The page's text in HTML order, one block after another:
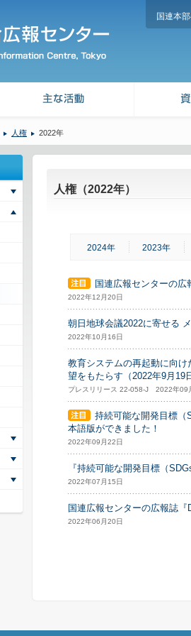
国連本
人権 2022年
人権（2022年）
2024年 2023年
国連広報センターの広
2022年12月20日
朝日地球会議2022に寄せる
2022年10月16日
教育システムの再起動に向
望をもたらす（2022年9月19
プレスリリース 22-058-J 2022年09
持続可能な開発目標
本語版ができました！
2022年09月22日
『持続可能な開発目標（
2022年07月15日
国連広報センターの広報誌『
2022年06月20日